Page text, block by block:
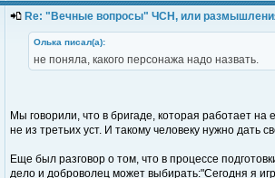
Re: "Вечные вопросы" ЧСН, или
Олька писал(а):
не поняла, какого персонажа надо назвать.
Мы говорили, что в бригаде, которая работает
не из третьих уст. И такому человеку нужно дать
Еще был разговор о том, что в процессе
дело и доброволец может выбирать:"Сегодня я